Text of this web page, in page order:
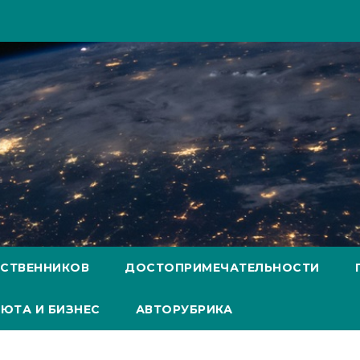
ДОСТОПРИМЕЧАТЕЛЬНОСТИ
И БИЗНЕС АВТОРУБРИКА